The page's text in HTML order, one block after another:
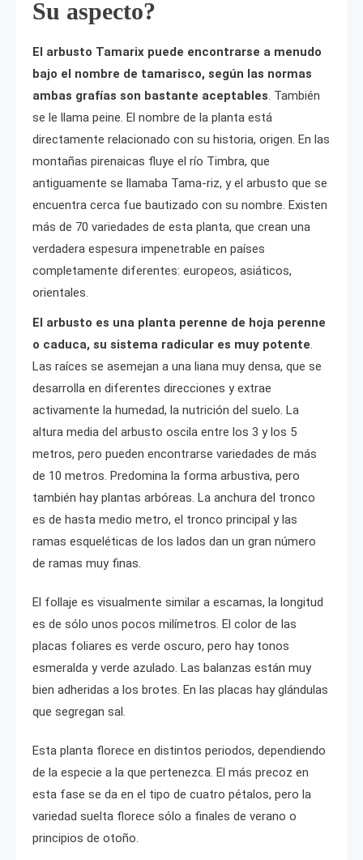
Su aspecto?
El arbusto Tamarix puede encontrarse a menudo
bajo el nombre de tamarisco, según las normas
ambas grafías son bastante aceptables. También
se le llama peine. El nombre de la planta está
directamente relacionado con su historia, origen. En las
montañas pirenaicas fluye el río Timbra, que
antiguamente se llamaba Tama-riz, y el arbusto que se
encuentra cerca fue bautizado con su nombre. Existen
más de 70 variedades de esta planta, que crean una
verdadera espesura impenetrable en países
completamente diferentes: europeos, asiáticos,
orientales.
El arbusto es una planta perenne de hoja perenne
o caduca, su sistema radicular es muy potente.
Las raíces se asemejan a una liana muy densa, que se
desarrolla en diferentes direcciones y extrae
activamente la humedad, la nutrición del suelo. La
altura media del arbusto oscila entre los 3 y los 5
metros, pero pueden encontrarse variedades de más
de 10 metros. Predomina la forma arbustiva, pero
también hay plantas arbóreas. La anchura del tronco
es de hasta medio metro, el tronco principal y las
ramas esqueléticas de los lados dan un gran número
de ramas muy finas.
El follaje es visualmente similar a escamas, la longitud
es de sólo unos pocos milímetros. El color de las
placas foliares es verde oscuro, pero hay tonos
esmeralda y verde azulado. Las balanzas están muy
bien adheridas a los brotes. En las placas hay glándulas
que segregan sal.
Esta planta florece en distintos periodos, dependiendo
de la especie a la que pertenezca. El más precoz en
esta fase se da en el tipo de cuatro pétalos, pero la
variedad suelta florece sólo a finales de verano o
principios de otoño.